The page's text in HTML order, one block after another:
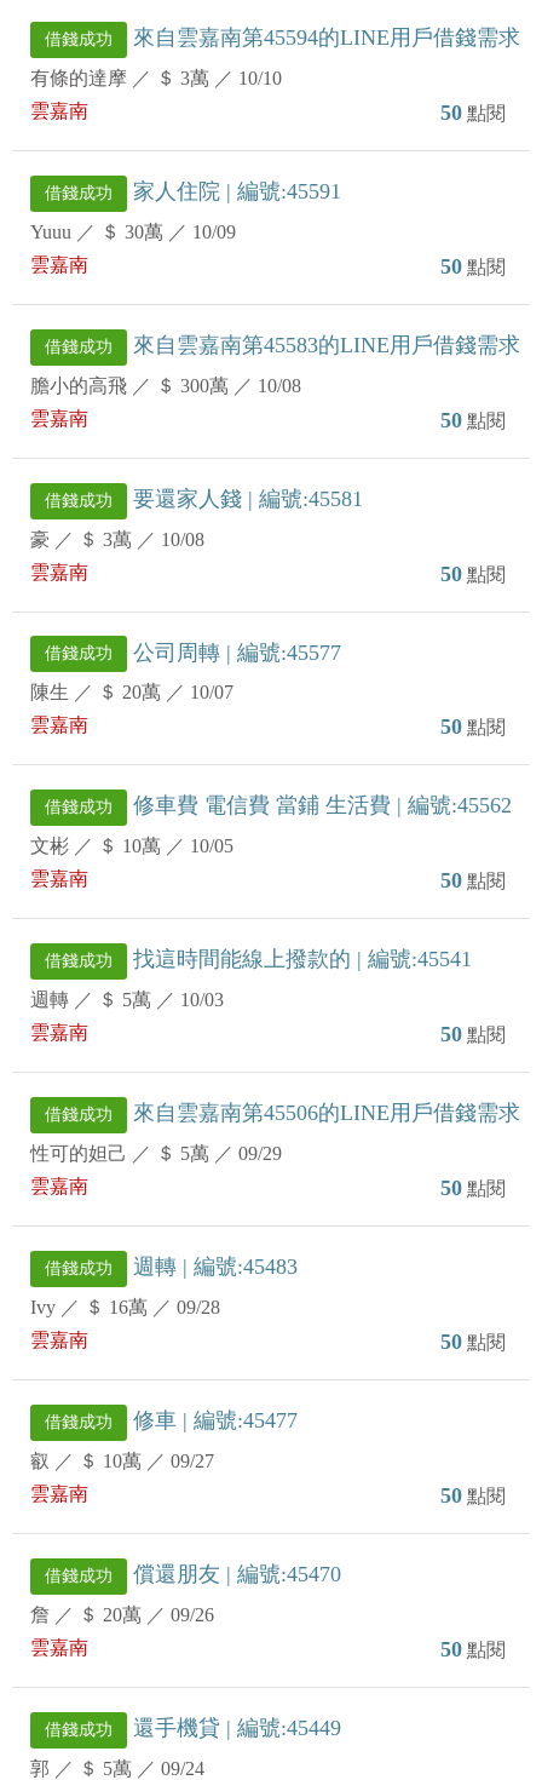
借錢成功 來自雲嘉南第45594的LINE用戶借錢需求
有條的達摩 ／ ＄ 3萬 ／ 10/10
雲嘉南
50 點閱
借錢成功 家人住院 | 編號:45591
Yuuu ／ ＄ 30萬 ／ 10/09
雲嘉南
50 點閱
借錢成功 來自雲嘉南第45583的LINE用戶借錢需求
膽小的高飛 ／ ＄ 300萬 ／ 10/08
雲嘉南
50 點閱
借錢成功 要還家人錢 | 編號:45581
豪 ／ ＄ 3萬 ／ 10/08
雲嘉南
50 點閱
借錢成功 公司周轉 | 編號:45577
陳生 ／ ＄ 20萬 ／ 10/07
雲嘉南
50 點閱
借錢成功 修車費 電信費 當鋪 生活費 | 編號:45562
文彬 ／ ＄ 10萬 ／ 10/05
雲嘉南
50 點閱
借錢成功 找這時間能線上撥款的 | 編號:45541
週轉 ／ ＄ 5萬 ／ 10/03
雲嘉南
50 點閱
借錢成功 來自雲嘉南第45506的LINE用戶借錢需求
性可的妲己 ／ ＄ 5萬 ／ 09/29
雲嘉南
50 點閱
借錢成功 週轉 | 編號:45483
Ivy ／ ＄ 16萬 ／ 09/28
雲嘉南
50 點閱
借錢成功 修車 | 編號:45477
叡 ／ ＄ 10萬 ／ 09/27
雲嘉南
50 點閱
借錢成功 償還朋友 | 編號:45470
詹 ／ ＄ 20萬 ／ 09/26
雲嘉南
50 點閱
借錢成功 還手機貸 | 編號:45449
郭 ／ ＄ 5萬 ／ 09/24